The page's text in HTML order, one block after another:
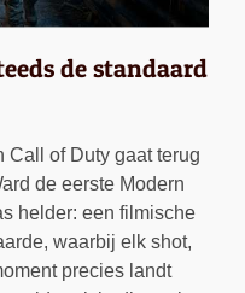
de standaard
Call of Duty gaat terug
de eerste Modern
helder: een filmische
waarbij elk shot,
precies landt